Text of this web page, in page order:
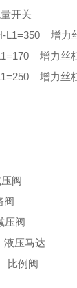
开关
L1=350 增力
增力丝
增力丝
阀
阀
压阀
压马达
比例阀